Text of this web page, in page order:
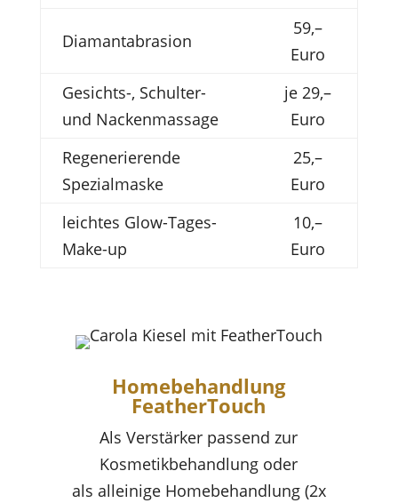
Diamantabrasion
59,–
Euro
Gesichts-, Schulter-
und Nackenmassage
je 29,–
Euro
Regenerierende
Spezialmaske
25,–
Euro
leichtes Glow-Tages-
Make-up
10,–
Euro
Homebehandlung
FeatherTouch
Als Verstärker passend zur
Kosmetikbehandlung oder
als alleinige Homebehandlung (2x